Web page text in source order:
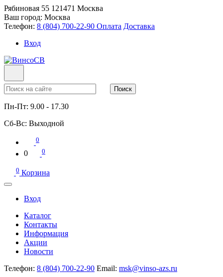
Рябиновая 55 121471 Москва
Ваш город: Москва
Телефон: 8 (804) 700-22-90 Оплата Доставка
Вход
Поиск
Пн-Пт: 9.00 - 17.30
Сб-Вс: Выходной
0
0 0
0 Корзина
Вход
Каталог
Контакты
Информация
Акции
Новости
Телефон: 8 (804) 700-22-90 Email: msk@vinso-azs.ru